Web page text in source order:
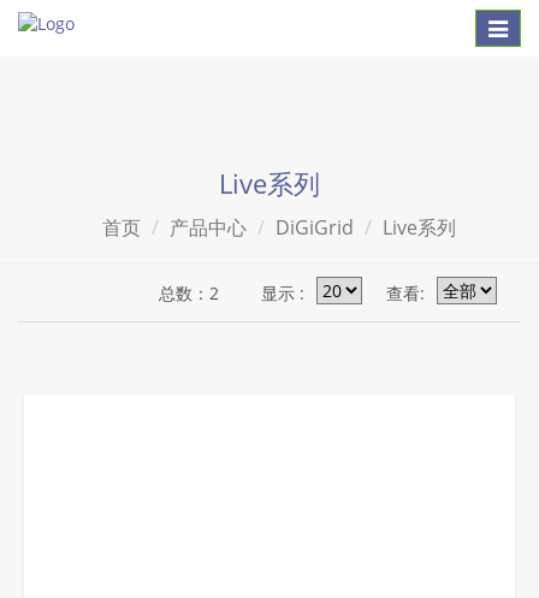
Toggle
Live系列
首页 产品中心 DiGiGrid Live系列
查看:
显示 :
总数：2